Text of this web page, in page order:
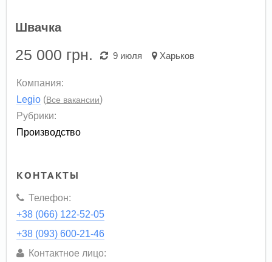
Швачка
25 000 грн. 9 июля Харьков
Компания:
Legio (Все вакансии)
Рубрики:
Производство
КОНТАКТЫ
Телефон:
+38 (066) 122-52-05
+38 (093) 600-21-46
Контактное лицо: